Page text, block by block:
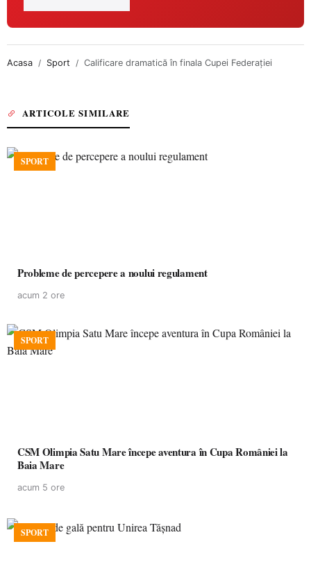
Acasa Sport Calificare dramatică în finala Cupei Federaţiei
ARTICOLE SIMILARE
SPORT
Probleme de percepere a noului regulament
acum 2 ore
SPORT
CSM Olimpia Satu Mare începe aventura în Cupa României la
Baia Mare
acum 5 ore
SPORT